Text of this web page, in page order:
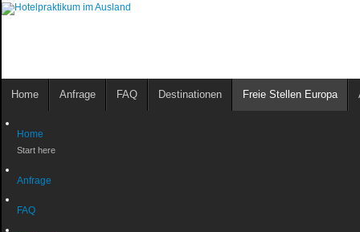
Home Anfrage FAQ Destinationen Freie Stellen Europa
Home
Start here
Anfrage
FAQ